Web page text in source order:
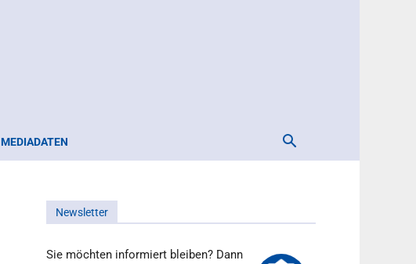
MEDIADATEN
Newsletter
Sie möchten informiert bleiben? Dann